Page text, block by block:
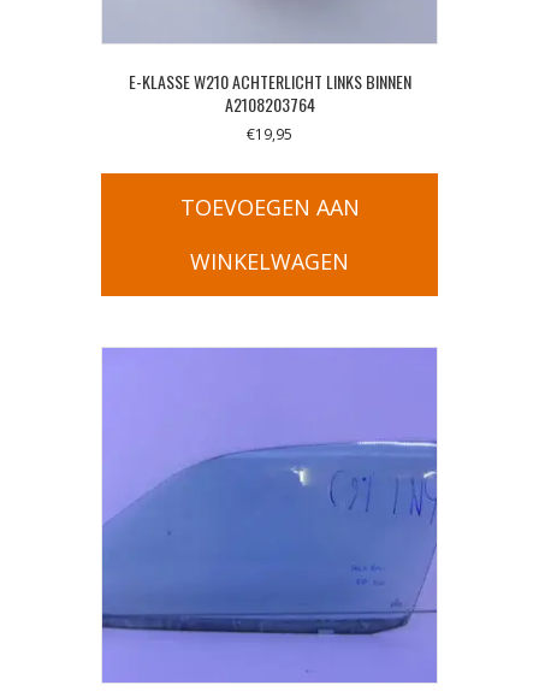
E-KLASSE W210 ACHTERLICHT LINKS BINNEN
A2108203764
€19,95
TOEVOEGEN AAN
WINKELWAGEN